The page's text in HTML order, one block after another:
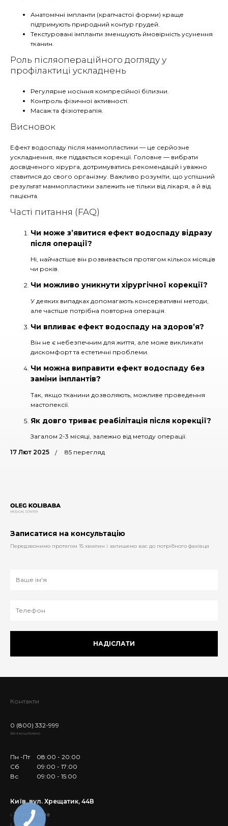
Анатомічні імпланти (крапчастої форми) краще
підтримують природний контур грудей.
Текстуровані імпланти зменшують ймовірність усунення
тканин.
Роль післяопераційного догляду у
профілактиці ускладнень
Регулярне носіння компресійної білизни.
Контроль фізичної активності.
Масаж та фізіотерапія.
Висновок
Ефект водоспаду після маммопластики — це серйозне
ускладнення, яке піддається корекції. Головне — вибрати
досвідченого хірурга, дотримуватись рекомендацій і уважно
ставитися до свого організму. Важливо розуміти, що успішний
результат маммопластики залежить не тільки від лікаря, а й від
пацієнта.
Часті питання (FAQ)
Чи може з’явитися ефект водоспаду відразу
після операції?
Ні, найчастіше він розвивається протягом кількох місяців
чи років.
Чи можливо уникнути хірургічної корекції?
У деяких випадках допомагають консервативні методи,
але частіше потрібна повторна операція.
Чи впливає ефект водоспаду на здоров’я?
Він не є небезпечним для життя, але може викликати
дискомфорт та естетичні проблеми.
Чи можна виправити ефект водоспаду без
заміни імплантів?
Так, якщо тканини дозволяють, можливе проведення
мастопексії.
Як довго триває реабілітація після корекції?
Загалом 2-3 місяці, залежно від методу операції.
17 Лют 2025 85 перегляд
Записатися на консультацію
Передзвонимо протягом 15 хвилин і запишемо вас до потрібного фахівця
НАДІСЛАТИ
Контакти
0 (800) 332-999
Безкоштовно
Пн -Пт
08:00 - 20:00
Сб
09:00 - 17:00
Вс
09:00 - 15:00
Київ, вул. Хрещатик, 44В
Театральна
Хрещатик